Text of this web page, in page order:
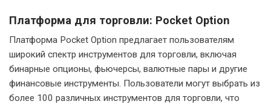
Платформа для торговли: Pocket Option
Платформа Pocket Option предлагает пользователям
широкий спектр инструментов для торговли, включая
бинарные опционы, фьючерсы, валютные пары и другие
финансовые инструменты. Пользователи могут выбрать из
более 100 различных инструментов для торговли, что